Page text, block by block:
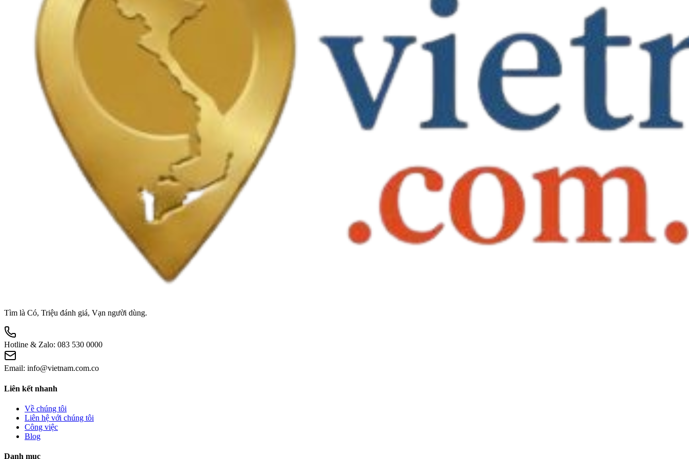
Tìm là Có, Triệu đánh giá, Vạn người dùng.
Hotline & Zalo: 083 530 0000
Email: info@vietnam.com.co
Liên kết nhanh
Về chúng tôi
Liên hệ với chúng tôi
Công việc
Blog
Danh mục